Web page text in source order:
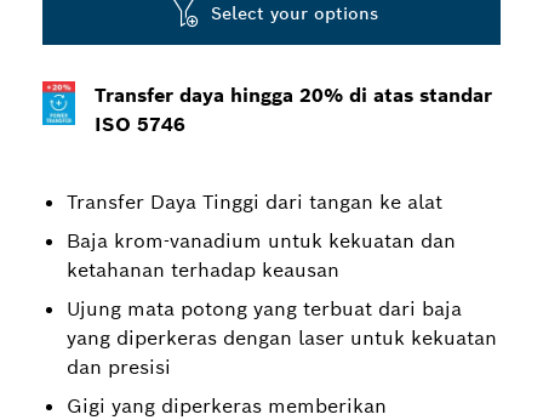
Transfer daya hingga 20% di atas standar
ISO 5746
Transfer Daya Tinggi dari tangan ke alat
Baja krom-vanadium untuk kekuatan dan
ketahanan terhadap keausan
Ujung mata potong yang terbuat dari baja
yang diperkeras dengan laser untuk kekuatan
dan presisi
Gigi yang diperkeras memberikan
Select your options